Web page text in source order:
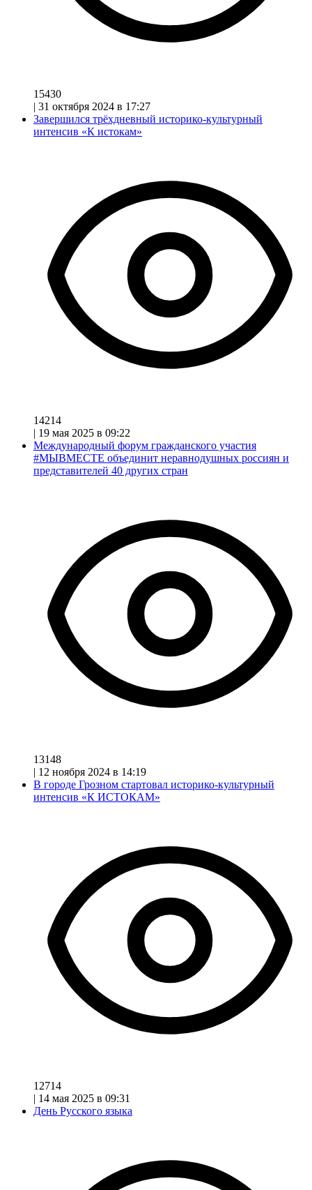
15430
| 31 октября 2024 в 17:27
Завершился трёхдневный историко-культурный
интенсив «К истокам»
14214
| 19 мая 2025 в 09:22
Международный форум гражданского участия
#МЫВМЕСТЕ объединит неравнодушных россиян и
представителей 40 других стран
13148
| 12 ноября 2024 в 14:19
В городе Грозном стартовал историко-культурный
интенсив «К ИСТОКАМ»
12714
| 14 мая 2025 в 09:31
День Русского языка